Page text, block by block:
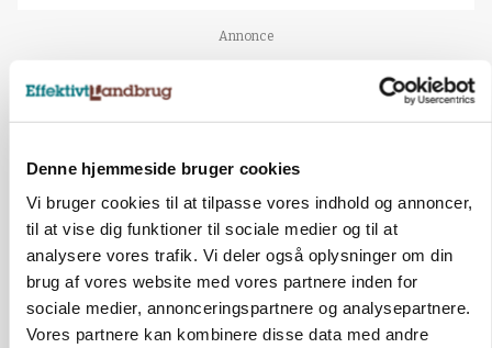
Denne hjemmeside bruger cookies
Vi bruger cookies til at tilpasse vores indhold og annoncer,
til at vise dig funktioner til sociale medier og til at
analysere vores trafik. Vi deler også oplysninger om din
brug af vores website med vores partnere inden for
sociale medier, annonceringspartnere og analysepartnere.
Vores partnere kan kombinere disse data med andre
Annonce
LEDER